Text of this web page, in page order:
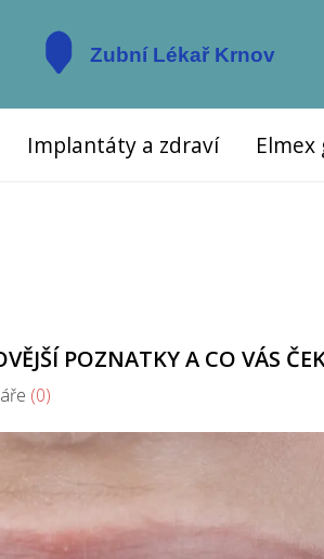
Implantáty a zdraví Elmex
POZNATKY A CO VÁS
(0)